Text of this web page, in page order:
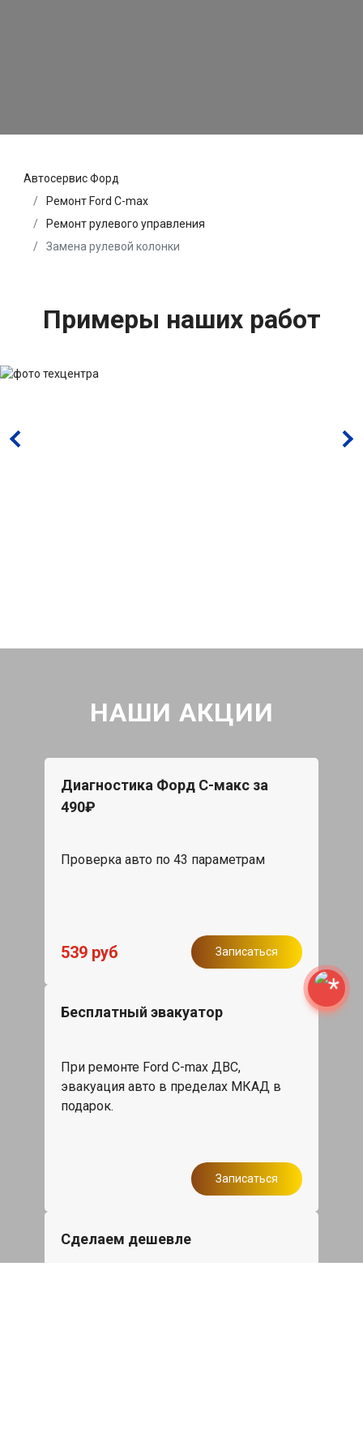
Автосервис Форд
Ремонт Ford C-max
Ремонт рулевого управления
Замена рулевой колонки
Примеры наших работ
НАШИ АКЦИИ
Диагностика Форд С-макс за
490₽
Проверка авто по 43 параметрам
539 руб Записаться
Бесплатный эвакуатор
При ремонте Ford C-max ДВС,
эвакуация авто в пределах МКАД в
подарок.
Записаться
Сделаем дешевле